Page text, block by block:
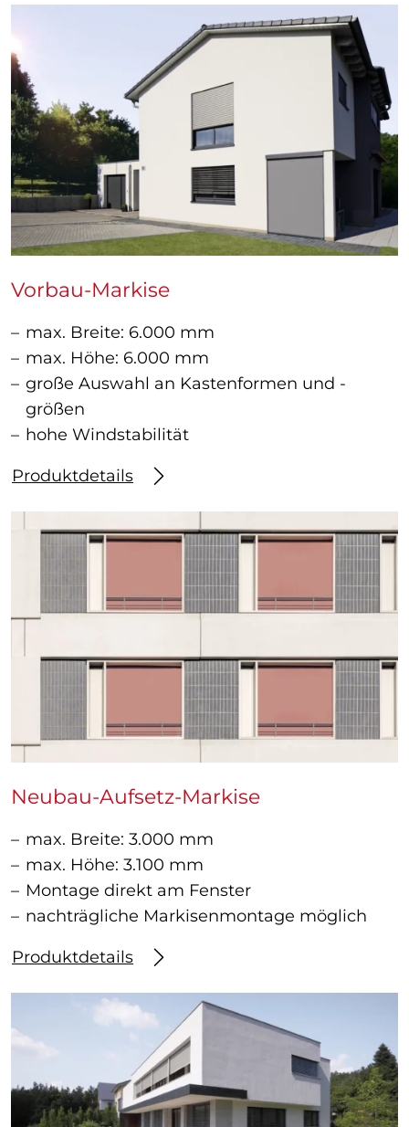
Vorbau-Markise
max. Breite: 6.000 mm
max. Höhe: 6.000 mm
große Auswahl an Kastenformen und -
größen
hohe Windstabilität
Produktdetails
Neubau-Aufsetz-Markise
max. Breite: 3.000 mm
max. Höhe: 3.100 mm
Montage direkt am Fenster
nachträgliche Markisenmontage möglich
Produktdetails